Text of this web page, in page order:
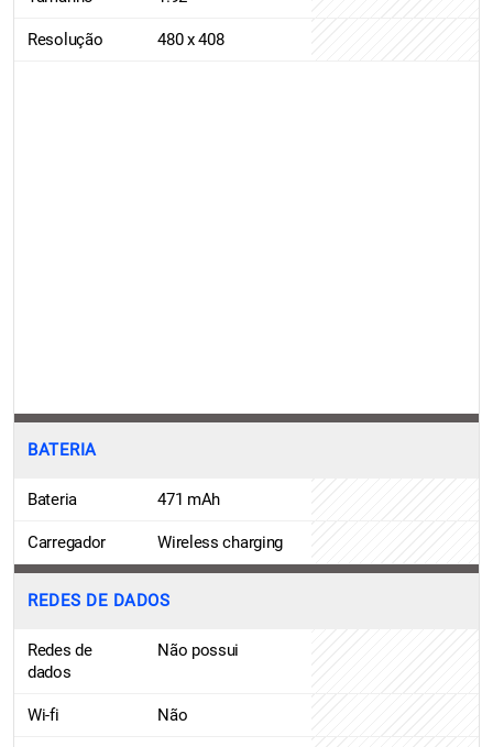
Resolução 480 x 408
BATERIA
Bateria 471 mAh
Carregador Wireless charging
REDES DE DADOS
Redes de
dados
Não possui
Wi-fi Não